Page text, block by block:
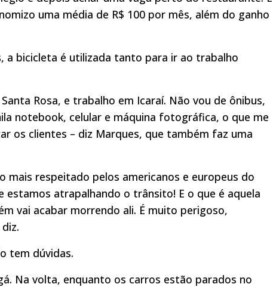
uma média de R$ 100 por mês, além do ganho
a bicicleta é utilizada tanto para ir ao trabalho
Rosa, e trabalho em Icaraí. Não vou de ônibus,
notebook, celular e máquina fotográfica, o que me
os clientes – diz Marques, que também faz uma
mais respeitado pelos americanos e europeus do
atrapalhando o trânsito! E o que é aquela
vai acabar morrendo ali. É muito perigoso,
tem dúvidas.
Na volta, enquanto os carros estão parados no